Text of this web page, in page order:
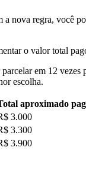
nova regra, você
o valor total
em 12
escolha.
aproximado
3.000
3.300
3.900